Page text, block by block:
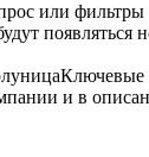
или фильтры
появляться
Ключевые
и в